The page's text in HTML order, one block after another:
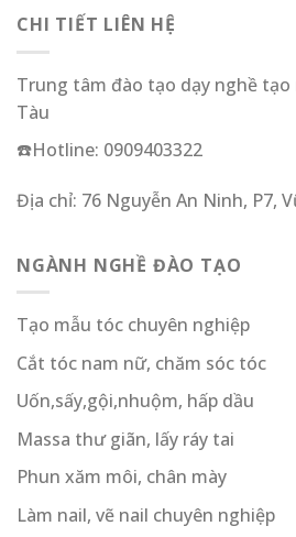
CHI TIẾT LIÊN HỆ
Trung tâm đào tạo dạy nghề
Tàu
☎️Hotline: 0909403322
Địa chỉ: 76 Nguyễn An Ninh, P7,
NGÀNH NGHỀ ĐÀO TẠO
Tạo mẫu tóc chuyên nghiệp
Cắt tóc nam nữ, chăm sóc tóc
Uốn,sấy,gội,nhuộm, hấp dầu
Massa thư giãn, lấy ráy tai
Phun xăm môi, chân mày
Làm nail, vẽ nail chuyên nghiệp